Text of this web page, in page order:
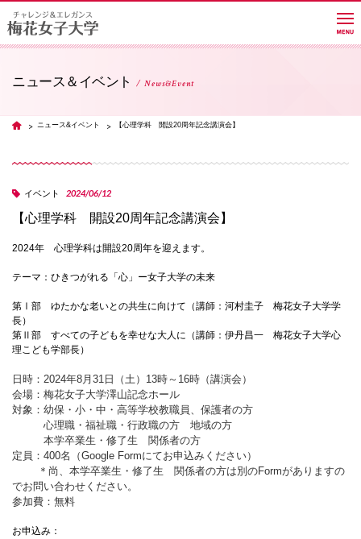
学部・学科・大学院
教員紹介サイト
キャンパスライフ
進路・就職
国際交流
産学連携
入試情報
ニュース＆イベント News&Event
TOP ニュース&イベント 【心理学科 開設20周年記念講演会】
イベント 2024/06/12
【心理学科 開設20周年記念講演会】
2024年 心理学科は開設20周年を迎えます。
テーマ：ひきつがれる「心」ー女子大学の未来
第Ⅰ部 ゆたかな老いとの共生に向けて（講師：河村圭子 梅花女子大学学
長）
第Ⅱ部 すべての子どもを幸せな大人に（講師：伊丹昌一 梅花女子大学心
理こども学部長）
日時：2024年8月31日（土）13時～16時（講演会）
会場：梅花女子大学澤山記念ホール
対象：幼保・小・中・高等学校教職員、保護者の方
心理職・福祉職・行政職の方 地域の方
本学卒業生・修了生 関係者の方
定員：400名（Google Formにてお申込みください）
＊尚、本学卒業生・修了生 関係者の方は別のFormがありますの
でお問い合わせください。
参加費：無料
お申込み：